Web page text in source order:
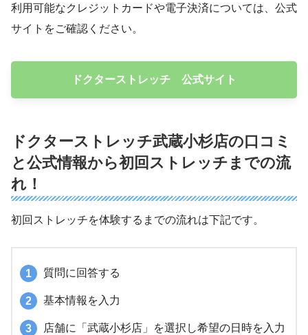
利用可能なクレジットカードや電子決済については、公式
サイトをご確認ください。
ドクターストレッチ 公式サイト
ドクターストレッチ武蔵小杉店の口コミ
と公式情報から初回ストレッチまでの流
れ！
初回ストレッチを体験するまでの流れは下記です。
質問に回答する
基本情報を入力
店舗に「武蔵小杉店」を選択し希望の日時を入力